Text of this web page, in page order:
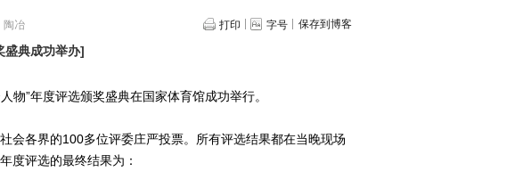
陶冶 打印 字号 保存到博客
盛典成功举办]
”年度评选颁奖盛典在国家体育馆成功举行。
各界的100多位评委庄严投票。所有评选结果都在当晚现场
度评选的最终结果为：